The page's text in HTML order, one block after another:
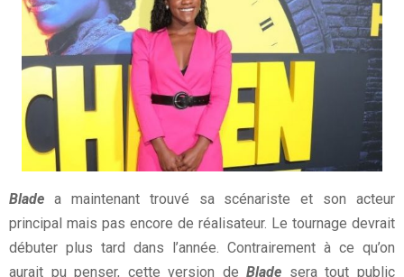
Blade a maintenant trouvé sa scénariste et son acteur
principal mais pas encore de réalisateur. Le tournage devrait
débuter plus tard dans l’année. Contrairement à ce qu’on
aurait pu penser, cette version deBlade sera tout public